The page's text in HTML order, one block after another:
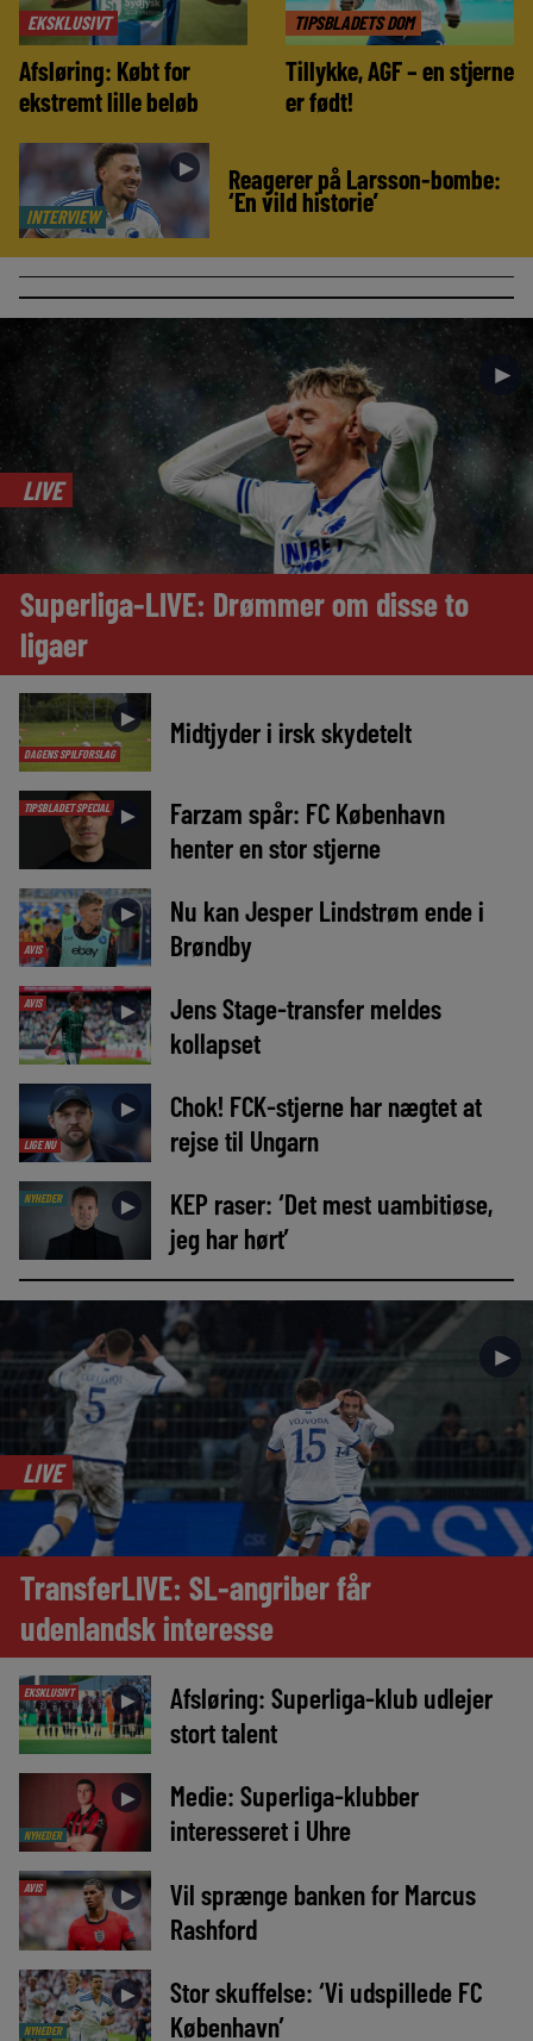
EKSKLUSIVT
Afsløring: Købt for
ekstremt lille beløb
TIPSBLADETS DOM
Tillykke, AGF – en stjerne
er født!
INTERVIEW
► Reagerer på Larsson-bombe:
‘En vild historie’
►
LIVE
Superliga-LIVE: Drømmer om disse to
ligaer
DAGENS SPILFORSLAG
► Midtjyder i irsk skydetelt
TIPSBLADET SPECIAL ►
Farzam spår: FC København
henter en stor stjerne
AVIS
►
Nu kan Jesper Lindstrøm ende i
Brøndby
AVIS ►
Jens Stage-transfer meldes
kollapset
LIGE NU
►
Chok! FCK-stjerne har nægtet at
rejse til Ungarn
NYHEDER ►
KEP raser: ‘Det mest uambitiøse,
jeg har hørt’
►
LIVE
TransferLIVE: SL-angriber får
udenlandsk interesse
EKSKLUSIVT ►
Afsløring: Superliga-klub udlejer
stort talent
NYHEDER
►
Medie: Superliga-klubber
interesseret i Uhre
AVIS ►
Vil sprænge banken for Marcus
Rashford
NYHEDER
►
Stor skuffelse: ‘Vi udspillede FC
København’